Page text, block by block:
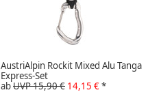
AustriAlpin Rockit Mixed Alu Tanga
Express-Set
abUVP 15,90 € 14,15 €*